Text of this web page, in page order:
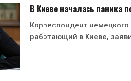
В Киеве началась паника
Корреспондент
работающий в Киеве,